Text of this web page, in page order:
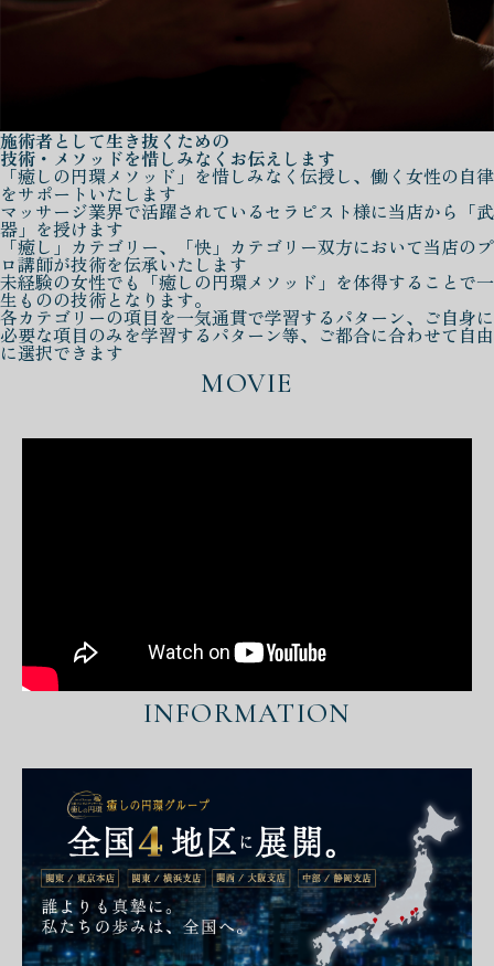
施術者として生き抜くための
技術・メソッドを惜しみなくお伝えします
「癒しの円環メソッド」を惜しみなく伝授し、働く女性の自律
をサポートいたします
マッサージ業界で活躍されているセラピスト様に当店から「武
器」を授けます
「癒し」カテゴリー、「快」カテゴリー双方において当店のプ
ロ講師が技術を伝承いたします
未経験の女性でも「癒しの円環メソッド」を体得することで一
生ものの技術となります。
各カテゴリーの項目を一気通貫で学習するパターン、ご自身に
必要な項目のみを学習するパターン等、ご都合に合わせて自由
に選択できます
MOVIE
INFORMATION